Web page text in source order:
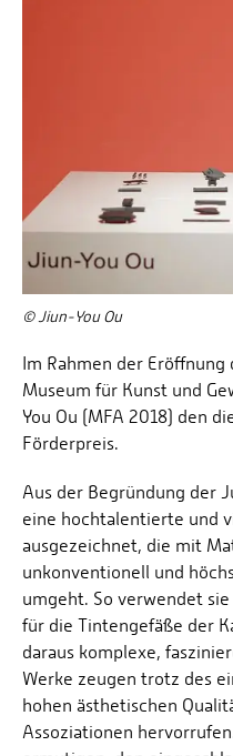
© Jiun-You Ou
Im Rahmen der Eröffnung
Museum für Kunst und
You Ou (MFA 2018) den
Förderpreis.
Aus der Begründung der
eine hochtalentierte und
ausgezeichnet, die mit
unkonventionell und
umgeht. So verwendet
für die Tintengefäße der
daraus komplexe,
Werke zeugen trotz des
hohen ästhetischen
Assoziationen